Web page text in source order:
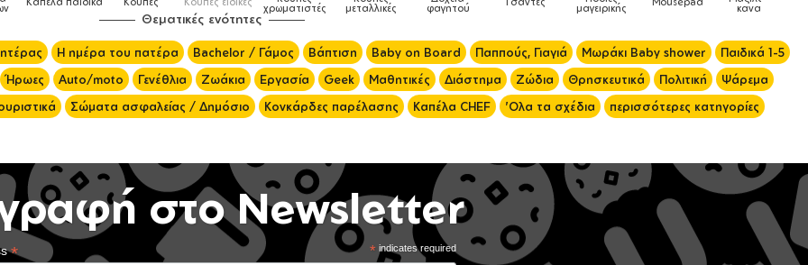
χρωματιστές μεταλλικές φαγητού μαγειρικής καναπέ
Θεματικές ενότητες
Η ημέρα του πατέρα Bachelor / Γάμος Βάπτιση Baby on Board Παππούς, Γιαγιά Μωράκι Baby shower
Παιδικά 1-5
Ήρωες Auto/moto Γενέθλια Ζωάκια Εργασία Geek Μαθητικές Διάστημα Ζώδια Θρησκευτικά Πολιτική
Ψάρεμα
Σώματα ασφαλείας / Δημόσιο Κονκάρδες παρέλασης Καπέλα CHEF 'Ολα τα σχέδια περισσότερες κατηγορίες
στο Newsletter
*indicates required
*